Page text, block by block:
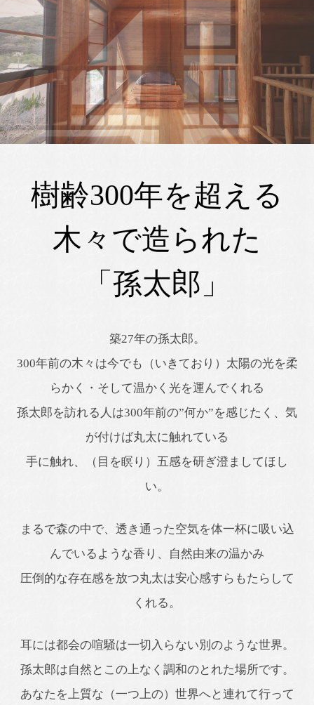
樹齢300年を超える
木々で造られた
「孫太郎」
築27年の孫太郎。
300年前の木々は今でも（いきており）太陽の光を柔
らかく・そして温かく光を運んでくれる
孫太郎を訪れる人は300年前の”何か”を感じたく、気
が付けば丸太に触れている
手に触れ、（目を瞑り）五感を研ぎ澄ましてほし
い。
まるで森の中で、透き通った空気を体一杯に吸い込
んでいるような香り、自然由来の温かみ
圧倒的な存在感を放つ丸太は安心感すらもたらして
くれる。
耳には都会の喧騒は一切入らない別のような世界。
孫太郎は自然とこの上なく調和のとれた場所です。
あなたを上質な（一つ上の）世界へと連れて行って